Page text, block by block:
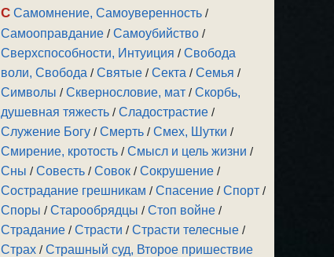
С Самомнение, Самоуверенность /
Самооправдание /Самоубийство /
Сверхспособности, Интуиция /Свобода
воли, Свобода /Святые /Секта /Семья /
Символы /Сквернословие, мат /Скорбь,
душевная тяжесть /Сладострастие /
Служение Богу /Смерть /Смех, Шутки /
Смирение, кротость /Смысл и цель жизни /
Сны /Совесть /Совок /Сокрушение /
Сострадание грешникам /Спасение /Спорт /
Споры /Старообрядцы /Стоп войне /
Страдание /Страсти /Страсти телесные /
Страх /Страшный суд, Второе пришествие